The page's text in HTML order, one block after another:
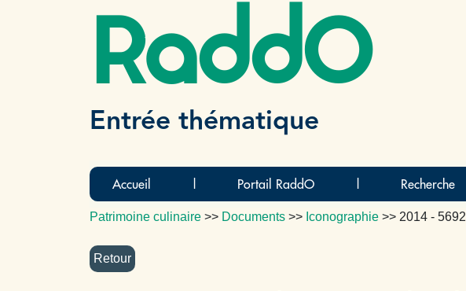
RaddO
Entrée thématique
Accueil Portail RaddO Recherche
Patrimoine culinaire >> Documents >> Iconographie >> 2014 - 5692